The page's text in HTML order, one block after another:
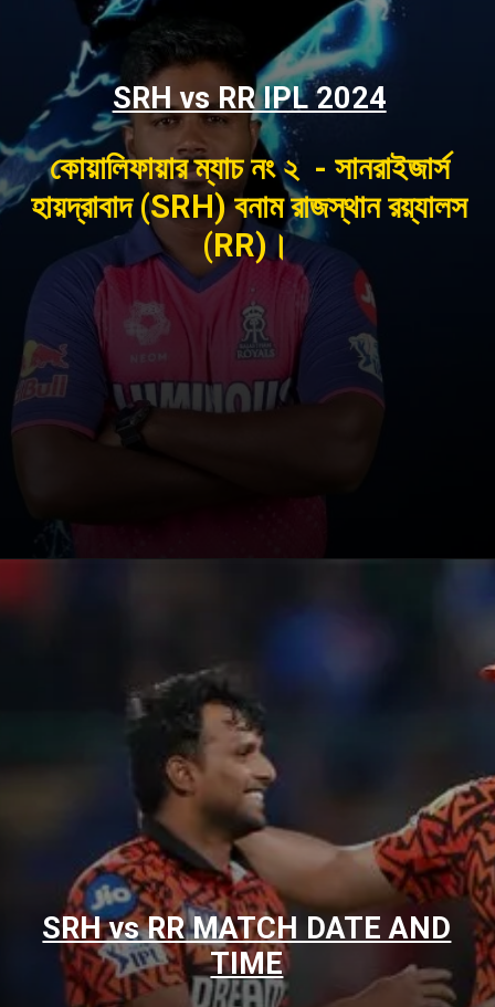
কোয়ালিফায়ার ম্যাচ নং ২ - সানরাইজার্স
হায়দ্রাবাদ (SRH) বনাম রাজস্থান রয়্যালস
(RR)।
SRH vs RR IPL 2024
SRH vs RR MATCH DATE AND
TIME